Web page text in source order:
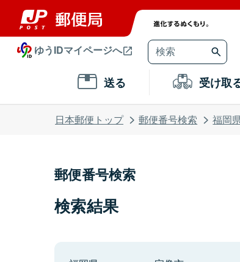
ゆうIDマイページへ
送る 受け取
日本郵便トップ 郵便番号検索 福岡
郵便番号検索
検索結果